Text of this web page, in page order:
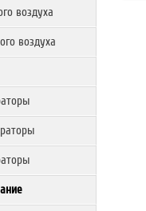
воздуха
воздуха